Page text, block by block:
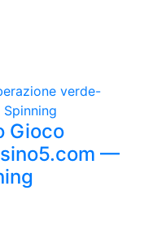
verde-
Gioco
—